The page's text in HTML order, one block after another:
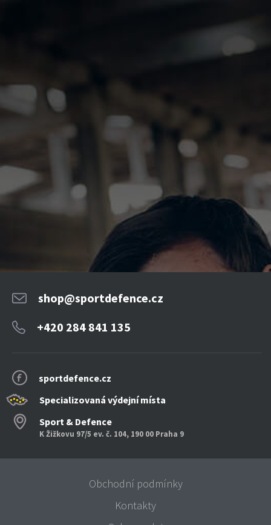
sportdefence.cz
Specializovaná výdejní místa
Sport & Defence
K Žižkovu 97/5 ev. č. 104, 190 00 Praha 9
shop@sportdefence.cz
+420 284 841 135
Obchodní podmínky
Kontakty